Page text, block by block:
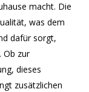
macht. Die
was dem
dafür sorgt,
Ob zur
dieses
zusätzlichen